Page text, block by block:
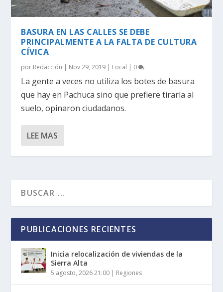
BASURA EN LAS CALLES SE DEBE
PRINCIPALMENTE A LA FALTA DE CULTURA
CÍVICA
por Redacción | Nov 29, 2019 | Local | 0
La gente a veces no utiliza los botes de basura
que hay en Pachuca sino que prefiere tirarla al
suelo, opinaron ciudadanos.
LEE MAS
PUBLICACIONES RECIENTES
Inicia relocalización de viviendas de la
Sierra Alta
5 agosto, 2026 21:00 | Regiones